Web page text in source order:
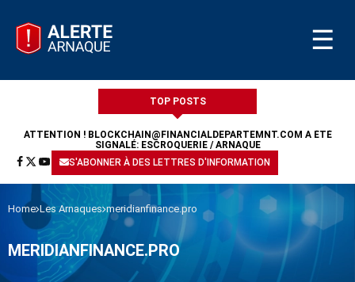
☰
TOP POSTS
ATTENTION ! BLOCKCHAIN@FINANCIALDEPARTEMNT.COM A ÉTÉ
SIGNALÉ: ESCROQUERIE / ARNAQUE
S'ABONNER À DES LETTRES D'INFORMATION
Home Les Arnaques meridianfinance.pro
MERIDIANFINANCE.PRO